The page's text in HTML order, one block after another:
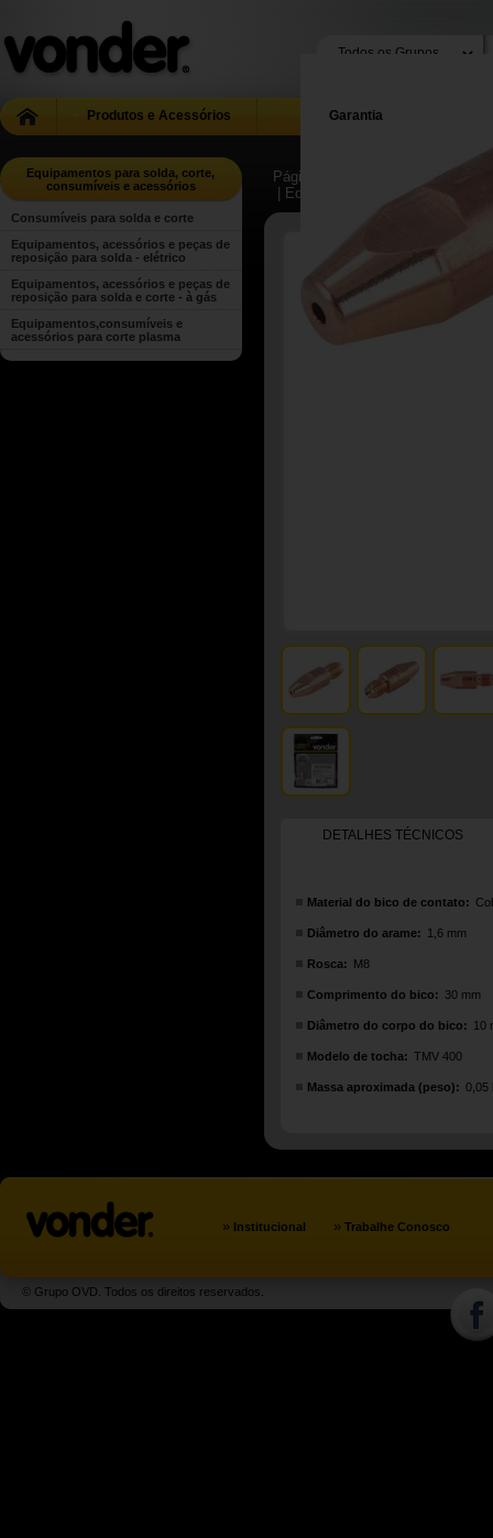
Produtos e Acessórios Garantia
Equipamentos para solda, corte,
consumíveis e acessórios
Consumíveis para solda e corte
Equipamentos, acessórios e peças de
reposição para solda - elétrico
Equipamentos, acessórios e peças de
reposição para solda e corte - à gás
Equipamentos,consumíveis e
acessórios para corte plasma
Página Inicial
|
| Equipamentos, acessórios e
DETALHES TÉCNICOS
Material do bico de contato:
Diâmetro do arame: 1,6 mm
Rosca: M8
Comprimento do bico: 30 mm
Diâmetro do corpo do bico: 10
Modelo de tocha: TMV 400
Massa aproximada (peso): 0,05
» Institucional » Trabalhe Conosco
© Grupo OVD. Todos os direitos reservados.